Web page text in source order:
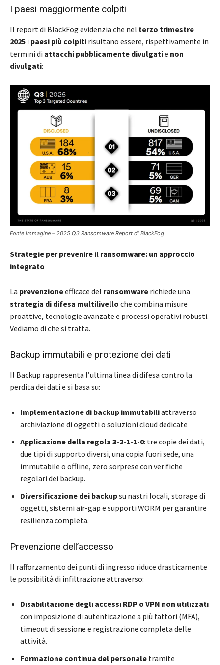
I paesi maggiormente colpiti
Il report di BlackFog evidenzia che nel terzo trimestre
2025 i paesi più colpiti risultano essere, rispettivamente in
termini di attacchi pubblicamente divulgatie non
divulgati:
Fonte immagine – 2025 Q3 Ransomware Report di BlackFog
Strategie per prevenire il ransomware: un approccio
integrato
La prevenzioneefficace del ransomware richiede una
strategia di difesa multilivello che combina misure
proattive, tecnologie avanzate e processi operativi robusti.
Vediamo di che si tratta.
Backup immutabili e protezione dei dati
Il Backup rappresenta l’ultima linea di difesa contro la
perdita dei dati e si basa su:
Implementazione di backup immutabiliattraverso
archiviazione di oggetti o soluzioni cloud dedicate
Applicazione della regola 3-2-1-1-0: tre copie dei dati,
due tipi di supporto diversi, una copia fuori sede, una
immutabile o offline, zero sorprese con verifiche
regolari dei backup.
Diversificazione dei backupsu nastri locali, storage di
oggetti, sistemi air-gap e supporti WORM per garantire
resilienza completa.
Prevenzione dell’accesso
Il rafforzamento dei punti di ingresso riduce drasticamente
le possibilità di infiltrazione attraverso:
Disabilitazione degli accessi RDP o VPN non utilizzati
con imposizione di autenticazione a più fattori (MFA),
timeout di sessione e registrazione completa delle
attività.
Formazione continua del personale tramite